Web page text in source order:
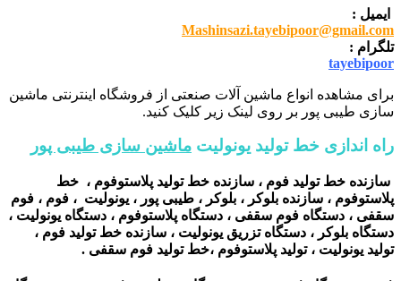
ایمیل :
Mashinsazi.tayebipoor@gmail.com
تلگرام :
tayebipoor
برای مشاهده انواع ماشین آلات صنعتی از فروشگاه اینترنتی ماشین
سازی طیبی پور بر روی لینک زیر کلیک کنید.
راه اندازی خط تولید یونولیت ماشین سازی طیبی پور
سازنده خط تولید فوم ، سازنده خط تولید پلاستوفوم ، خط
پلاستوفوم ، سازنده بلوکر ، بلوکر ، طیبی پور ، یونولیت ، فوم ، فوم
سقفی ، دستگاه فوم سقفی ، دستگاه پلاستوفوم ، دستگاه یونولیت ،
دستگاه بلوکر ، دستگاه تزریق یونولیت ، سازنده خط تولید فوم ،
تولید یونولیت ، تولید پلاستوفوم ،خط تولید فوم سقفی .